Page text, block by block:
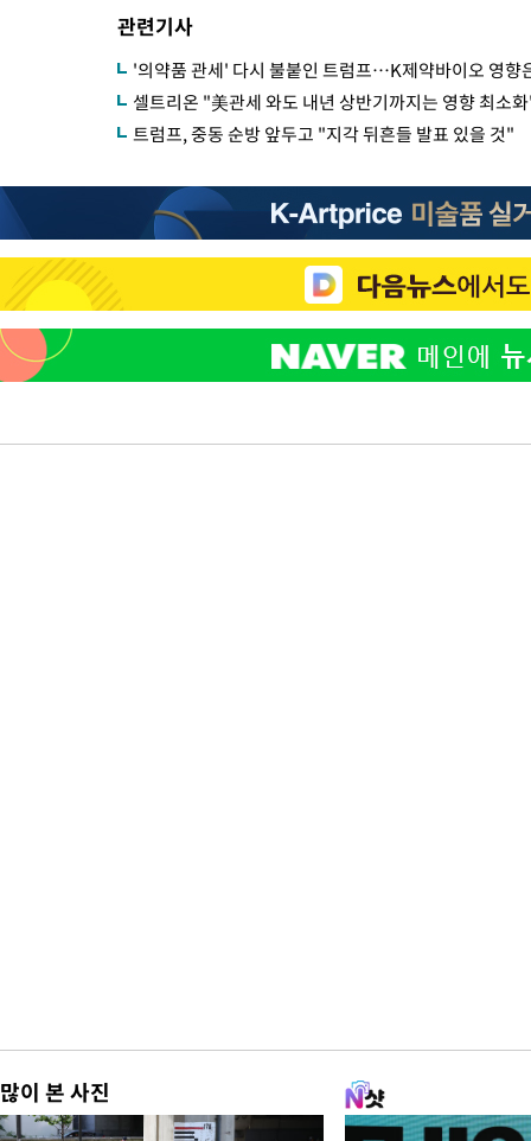
관련기사
'의약품 관세' 다시 불붙인 트럼프…K제약바이오 영향
셀트리온 "美관세 와도 내년 상반기까지는 영향 최소
트럼프, 중동 순방 앞두고 "지각 뒤흔들 발표 있을 것"
많이 본 사진